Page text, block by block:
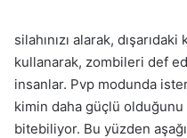
silahınızı alarak,
kullanarak, zombileri def
insanlar. Pvp modunda
kimin daha güçlü olduğunu
bitebiliyor. Bu yüzden